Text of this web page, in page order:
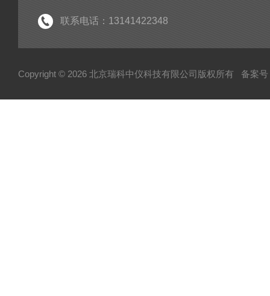
联系电话：13141422348
Copyright © 2026 北京瑞科中仪科技有限公司版权所有 备案号